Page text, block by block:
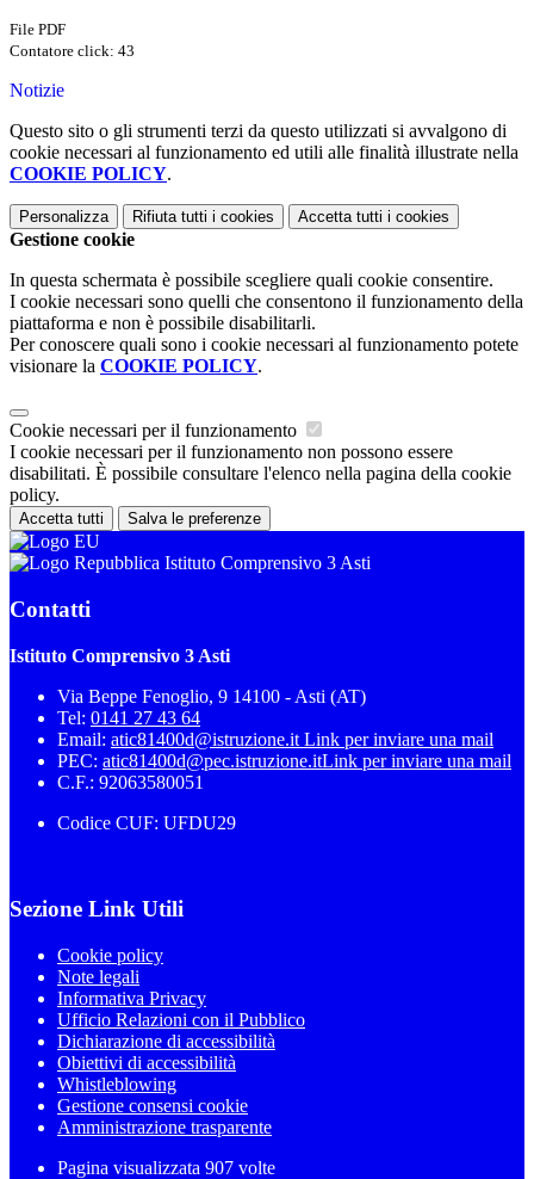
File PDF
Contatore click: 43
Notizie
Questo sito o gli strumenti terzi da questo utilizzati si avvalgono di
cookie necessari al funzionamento ed utili alle finalità illustrate nella
COOKIE POLICY.
Personalizza Rifiuta tutti i cookies Accetta tutti i cookies
Gestione cookie
In questa schermata è possibile scegliere quali cookie consentire.
I cookie necessari sono quelli che consentono il funzionamento della
piattaforma e non è possibile disabilitarli.
Per conoscere quali sono i cookie necessari al funzionamento potete
visionare la COOKIE POLICY.
Cookie necessari per il funzionamento
I cookie necessari per il funzionamento non possono essere
disabilitati. È possibile consultare l'elenco nella pagina della cookie
policy.
Accetta tutti Salva le preferenze
Istituto Comprensivo 3 Asti
Contatti
Istituto Comprensivo 3 Asti
Via Beppe Fenoglio, 9 14100 - Asti (AT)
Tel: 0141 27 43 64
Email: atic81400d@istruzione.it Link per inviare una mail
PEC: atic81400d@pec.istruzione.itLink per inviare una mail
C.F.: 92063580051
Codice CUF: UFDU29
Sezione Link Utili
Cookie policy
Note legali
Informativa Privacy
Ufficio Relazioni con il Pubblico
Dichiarazione di accessibilità
Obiettivi di accessibilità
Whistleblowing
Gestione consensi cookie
Amministrazione trasparente
Pagina visualizzata 907 volte